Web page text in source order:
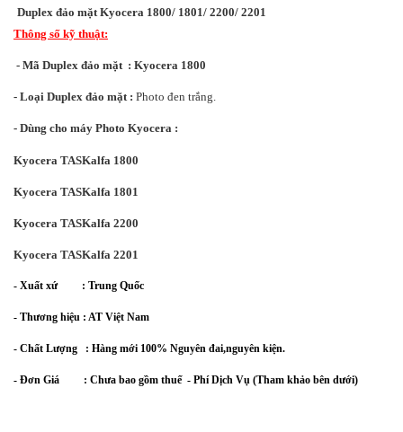
Duplex đảo mặt Kyocera 1800/ 1801/ 2200/ 2201
Thông số kỹ thuật:
- Mã Duplex đảo mặt : Kyocera 1800
- Loại Duplex đảo mặt : Photo đen trắng.
- Dùng cho máy Photo Kyocera :
Kyocera TASKalfa 1800
Kyocera TASKalfa 1801
Kyocera TASKalfa 2200
Kyocera TASKalfa 2201
- Xuất xứ : Trung Quốc
- Thương hiệu : AT Việt Nam
- Chất Lượng : Hàng mới 100% Nguyên đai,nguyên kiện.
- Đơn Giá         : Chưa bao gồm thuế  - Phí Dịch Vụ (Tham khảo bên dưới)